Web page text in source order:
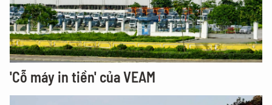
'Cỗ máy in tiền' của VEAM